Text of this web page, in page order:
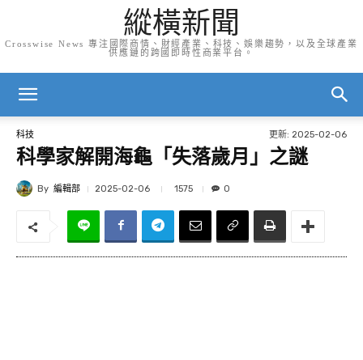
縱橫新聞
Crosswise News 專注國際商情、財經產業、科技、娛樂趨勢，以及全球產業
供應鏈的跨國即時性商業平台。
科技 更新: 2025-02-06
科學家解開海龜「失落歲月」之謎
By 編輯部 2025-02-06 1575 0